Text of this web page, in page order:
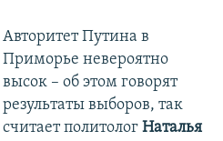
Авторитет Путина в
Приморье невероятно
высок – об этом говорят
результаты выборов, так
считает политолог Наталья